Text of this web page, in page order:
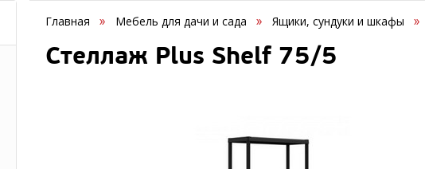
Главная Мебель для дачи и сада Ящики, сундуки и шкафы
Стеллаж Plus Shelf 75/5